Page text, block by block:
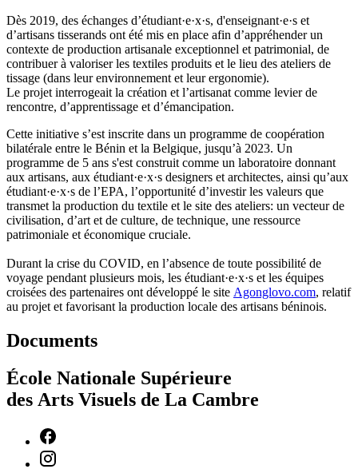
Dès 2019, des échanges d’étudiant·e·x·s, d'enseignant·e·s et
d’artisans tisserands ont été mis en place afin d’appréhender un
contexte de production artisanale exceptionnel et patrimonial, de
contribuer à valoriser les textiles produits et le lieu des ateliers de
tissage (dans leur environnement et leur ergonomie).
Le projet interrogeait la création et l’artisanat comme levier de
rencontre, d’apprentissage et d’émancipation.
Cette initiative s’est inscrite dans un programme de coopération
bilatérale entre le Bénin et la Belgique, jusqu’à 2023. Un
programme de 5 ans s'est construit comme un laboratoire donnant
aux artisans, aux étudiant·e·x·s designers et architectes, ainsi qu’aux
étudiant·e·x·s de l’EPA, l’opportunité d’investir les valeurs que
transmet la production du textile et le site des ateliers: un vecteur de
civilisation, d’art et de culture, de technique, une ressource
patrimoniale et économique cruciale.
Durant la crise du COVID, en l’absence de toute possibilité de
voyage pendant plusieurs mois, les étudiant·e·x·s et les équipes
croisées des partenaires ont développé le site Agonglovo.com, relatif
au projet et favorisant la production locale des artisans béninois.
Documents
École Nationale Supérieure
des Arts Visuels de La Cambre